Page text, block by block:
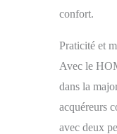
confort.
Praticité et
Avec le
dans la
acquéreurs
avec deux